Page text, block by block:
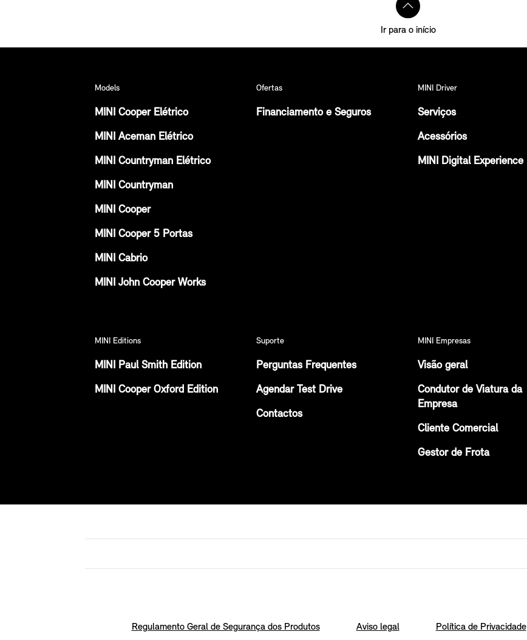
Ir para o início
Models
MINI Cooper Elétrico
MINI Aceman Elétrico
MINI Countryman Elétrico
MINI Countryman
MINI Cooper
MINI Cooper 5 Portas
MINI Cabrio
MINI John Cooper Works
Ofertas
Financiamento e Seguros
MINI Driver
Serviços
Acessórios
MINI Digital Experience
MINI Editions
MINI Paul Smith Edition
MINI Cooper Oxford Edition
Suporte
Perguntas Frequentes
Agendar Test Drive
Contactos
MINI Empresas
Visão geral
Condutor de Viatura da
Empresa
Cliente Comercial
Gestor de Frota
Regulamento Geral de Segurança dos Produtos Aviso legal Política de Privacidade